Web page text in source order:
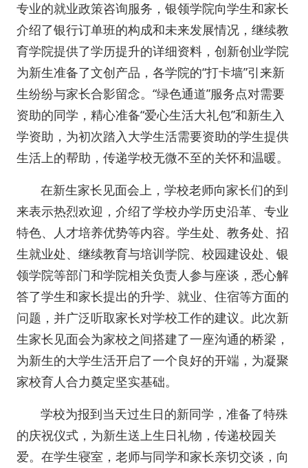
专业的就业政策咨询服务，银领学院向学生和家长
介绍了银行订单班的构成和未来发展情况，继续教
育学院提供了学历提升的详细资料，创新创业学院
为新生准备了文创产品，各学院的“打卡墙”引来新
生纷纷与家长合影留念。“绿色通道”服务点对需要
资助的同学，精心准备“爱心生活大礼包”和新生入
学资助，为初次踏入大学生活需要资助的学生提供
生活上的帮助，传递学校无微不至的关怀和温暖。
在新生家长见面会上，学校老师向家长们的到
来表示热烈欢迎，介绍了学校办学历史沿革、专业
特色、人才培养优势等内容。学生处、教务处、招
生就业处、继续教育与培训学院、校园建设处、银
领学院等部门和学院相关负责人参与座谈，悉心解
答了学生和家长提出的升学、就业、住宿等方面的
问题，并广泛听取家长对学校工作的建议。此次新
生家长见面会为家校之间搭建了一座沟通的桥梁，
为新生的大学生活开启了一个良好的开端，为凝聚
家校育人合力奠定坚实基础。
学校为报到当天过生日的新同学，准备了特殊
的庆祝仪式，为新生送上生日礼物，传递校园关
爱。在学生寝室，老师与同学和家长亲切交谈，向